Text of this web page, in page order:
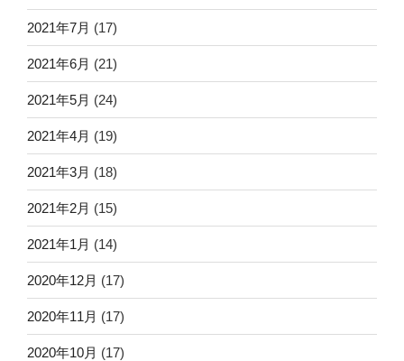
2021年7月 (17)
2021年6月 (21)
2021年5月 (24)
2021年4月 (19)
2021年3月 (18)
2021年2月 (15)
2021年1月 (14)
2020年12月 (17)
2020年11月 (17)
2020年10月 (17)